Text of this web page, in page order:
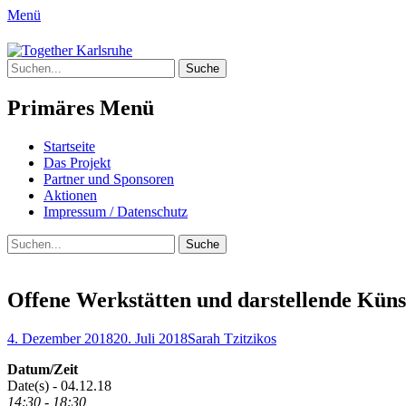
Menü
Together Karlsruhe
Integration von jungen Menschen mit
Suche
nach:
Primäres Menü
Springe
zum
Inhalt
Startseite
Das Projekt
Partner und Sponsoren
Aktionen
Impressum / Datenschutz
Suchen
Suche
nach:
Offene Werkstätten und darstellende
Posted
4. Dezember 201820. Juli 2018Author
Sarah Tzitzikos
Datum/Zeit
Date(s) - 04.12.18
14:30 - 18:30